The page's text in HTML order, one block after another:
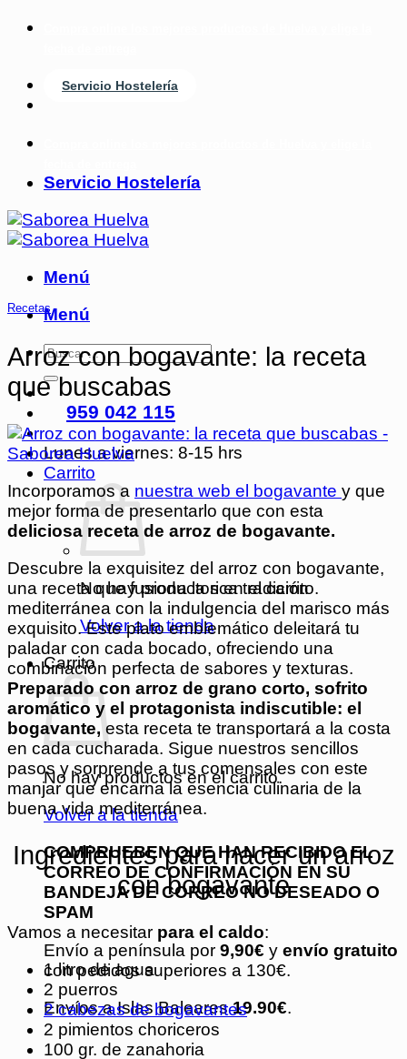
Saltar
Servicio Hostelería
Servicio Hostelería
Menú
Menú
959 042 115
Lunes a viernes: 8-15 hrs
Carrito
No hay productos en el carrito.
Volver a la tienda
Carrito
No hay productos en el carrito.
Volver a la tienda
COMPRUEBEN QUE HAN RECIBIDO EL
CORREO DE CONFIRMACIÓN EN SU
BANDEJA DE CORREO NO DESEADO O
SPAM
Envío a península por 9,90€ y envío gratuito
con pedidos superiores a 130€.
Envíos a Islas Baleares19.90€.
Recetas
Arroz con bogavante: la receta
que buscabas
Incorporamos a nuestra web el bogavante y que
mejor forma de presentarlo que con esta
deliciosa receta de arroz de bogavante.
Descubre la exquisitez del arroz con bogavante,
una receta que fusiona la rica tradición
mediterránea con la indulgencia del marisco más
exquisito. Este plato emblemático deleitará tu
paladar con cada bocado, ofreciendo una
combinación perfecta de sabores y texturas.
Preparado con arroz de grano corto, sofrito
aromático y el protagonista indiscutible: el
bogavante, esta receta te transportará a la costa
en cada cucharada. Sigue nuestros sencillos
pasos y sorprende a tus comensales con este
manjar que encarna la esencia culinaria de la
buena vida mediterránea.
Ingredientes para hacer un arroz
con bogavante
Vamos a necesitar para el caldo:
1 litro de agua
2 puerros
2 cabezas de bogavantes
2 pimientos choriceros
100 gr. de zanahoria